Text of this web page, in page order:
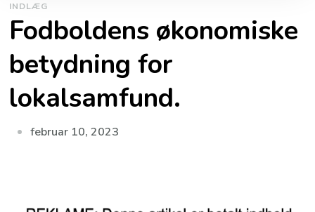
INDLÆG
Fodboldens økonomiske
betydning for
lokalsamfund.
februar 10, 2023